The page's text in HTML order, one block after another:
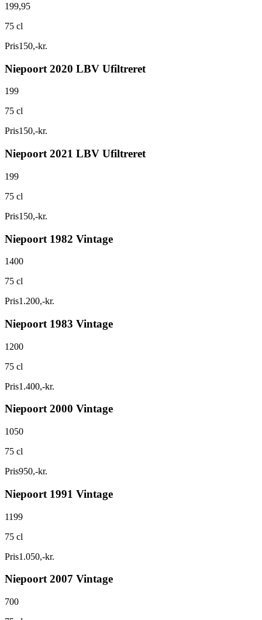
199,95
75 cl
Pris150,-kr.
Niepoort 2020 LBV Ufiltreret
199
75 cl
Pris150,-kr.
Niepoort 2021 LBV Ufiltreret
199
75 cl
Pris150,-kr.
Niepoort 1982 Vintage
1400
75 cl
Pris1.200,-kr.
Niepoort 1983 Vintage
1200
75 cl
Pris1.400,-kr.
Niepoort 2000 Vintage
1050
75 cl
Pris950,-kr.
Niepoort 1991 Vintage
1199
75 cl
Pris1.050,-kr.
Niepoort 2007 Vintage
700